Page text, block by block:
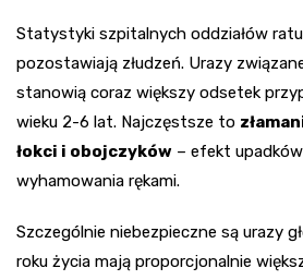
Statystyki szpitalnych oddziałów
pozostawiają złudzeń. Urazy
stanowią coraz większy odsetek
wieku 2-6 lat. Najczęstsze to
łokci i obojczyków – efekt
wyhamowania rękami.
Szczególnie niebezpieczne są urazy
roku życia mają proporcjonalnie